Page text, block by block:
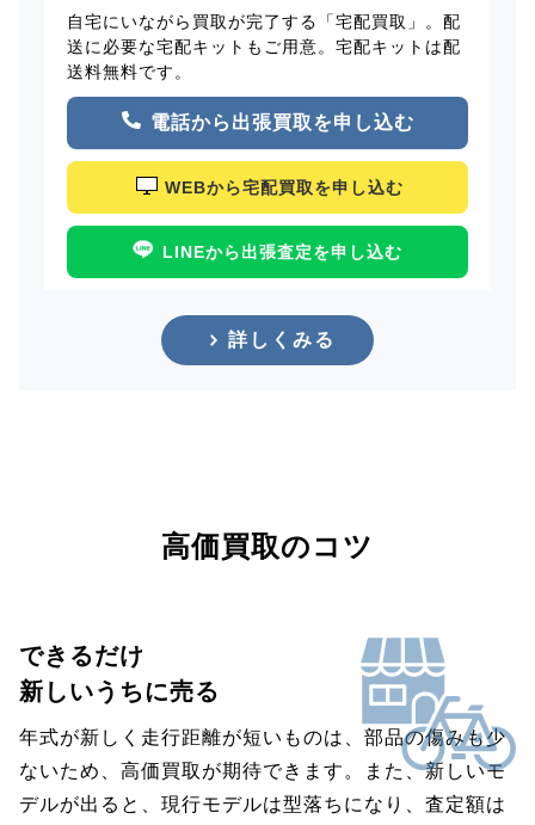
自宅にいながら買取が完了する「宅配買取」。配
送に必要な宅配キットもご用意。宅配キットは配
送料無料です。
電話から出張買取を申し込む
WEBから宅配買取を申し込む
LINEから出張査定を申し込む
詳しくみる
高価買取のコツ
できるだけ
新しいうちに売る
年式が新しく走行距離が短いものは、部品の傷みも少
ないため、高価買取が期待できます。また、新しいモ
デルが出ると、現行モデルは型落ちになり、査定額は